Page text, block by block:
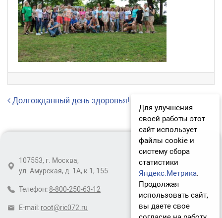
Навигация по записям
Долгожданный день здоровья!
107553, г. Москва,
ул. Амурская, д. 1А, к 1, 155
Телефон: 8-800-250-63-12
E-mail: root@ric072.ru
Для улучшения
своей работы этот
сайт использует
файлы cookie и
систему сбора
статистики
Яндекс.Метрика.
Продолжая
использовать сайт,
вы даете свое